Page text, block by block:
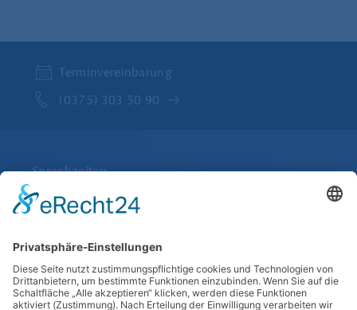
Terminvereinbarung
(0375) 303 50 90
Sprechzeiten
Montag bis Freitag
07:45 bis 13:00 und 14:00 bis 18:00
Anfahrt
Lothar-Streit-Straße 10b